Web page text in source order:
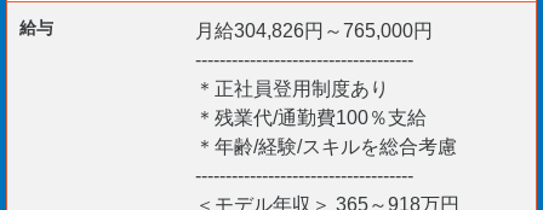
〇工程管理/品質管理/安全管理
〇協力業者との打合せ 他
給与
月給304,826円～765,000円
------------------------------------
＊正社員登用制度あり
＊残業代/通勤費100％支給
＊年齢/経験/スキルを総合考慮
------------------------------------
＜モデル年収＞ 365～918万円